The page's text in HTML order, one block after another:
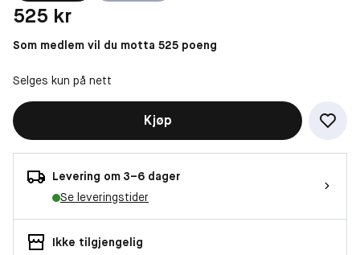
Pris: 525 kr
525 kr
Som medlem vil du motta 525 poeng
Selges kun på nett
Kjøp
Levering om 3–6 dager
Se leveringstider
Ikke tilgjengelig